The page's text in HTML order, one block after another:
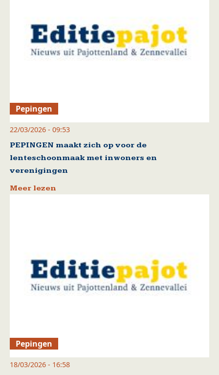
Pepingen
22/03/2026 - 09:53
PEPINGEN maakt zich op voor de
lenteschoonmaak met inwoners en
verenigingen
Meer lezen
Pepingen
18/03/2026 - 16:58